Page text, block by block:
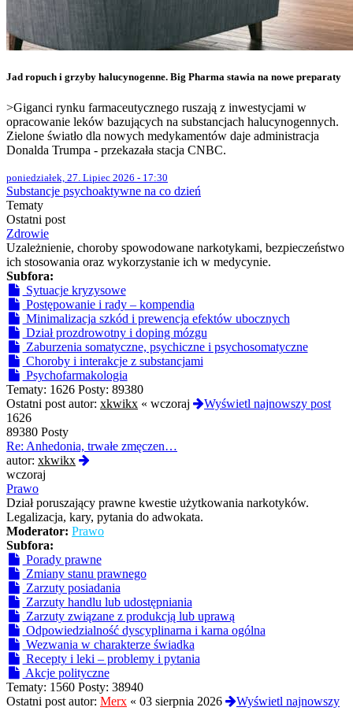
Jad ropuch i grzyby halucynogenne. Big Pharma stawia na nowe preparaty
>Giganci rynku farmaceutycznego ruszają z inwestycjami w
opracowanie leków bazujących na substancjach halucynogennych.
Zielone światło dla nowych medykamentów daje administracja
Donalda Trumpa - przekazała stacja CNBC.
poniedziałek, 27. Lipiec 2026 - 17:30
Substancje psychoaktywne na co dzień
Tematy
Ostatni post
Zdrowie
Uzależnienie, choroby spowodowane narkotykami, bezpieczeństwo
ich stosowania oraz wykorzystanie ich w medycynie.
Subfora:
Sytuacje kryzysowe
Postępowanie i rady – kompendia
Minimalizacja szkód i prewencja efektów ubocznych
Dział prozdrowotny i doping mózgu
Zaburzenia somatyczne, psychiczne i psychosomatyczne
Choroby i interakcje z substancjami
Psychofarmakologia
Tematy: 1626 Posty: 89380
Ostatni post autor: xkwikx « wczoraj
Wyświetl najnowszy post
1626
89380 Posty
Re: Anhedonia, trwałe zmęczen…
autor: xkwikx
wczoraj
Prawo
Dział poruszający prawne kwestie użytkowania narkotyków.
Legalizacja, kary, pytania do adwokata.
Moderator: Prawo
Subfora:
Porady prawne
Zmiany stanu prawnego
Zarzuty posiadania
Zarzuty handlu lub udostępniania
Zarzuty związane z produkcją lub uprawą
Odpowiedzialność dyscyplinarna i karna ogólna
Wezwania w charakterze świadka
Recepty i leki – problemy i pytania
Akcje polityczne
Tematy: 1560 Posty: 38940
Ostatni post autor: Merx « 03 sierpnia 2026
Wyświetl najnowszy